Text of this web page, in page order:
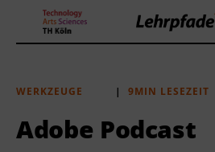
WERKZEUGE | 9MIN LESEZEIT
Adobe Podcast